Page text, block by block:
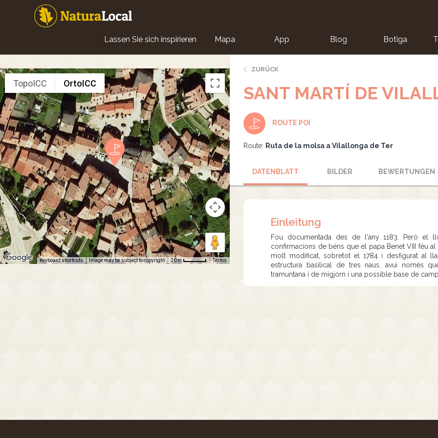
Main
navigation
Lassen Sie sich inspirieren Mapa App Blog Botiga
TopoICC OrtoICC
Keyboard shortcuts Image may be subject to copyright 20 m Terms
ZURÜCK
SANT MARTÍ DE
ROUTE POI
Route: Ruta de la molsa a Vilallonga de Ter
DATENBLATT BILDER BEWERTUNGEN
Einleitung
Fou documentada des de l'any 1183. Però el
confirmacions de béns que el papa Benet VIII féu
molt modificat, sobretot el 1784 i desfigurat al
estructura basilical de tres naus, avui només
tramuntana i de migjorn i una possible base de